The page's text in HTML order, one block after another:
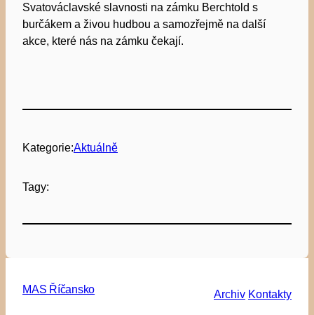
Svatováclavské slavnosti na zámku Berchtold s
burčákem a živou hudbou a samozřejmě na další
akce, které nás na zámku čekají.
Kategorie:Aktuálně
Tagy:
MAS Říčansko Archiv Kontakty